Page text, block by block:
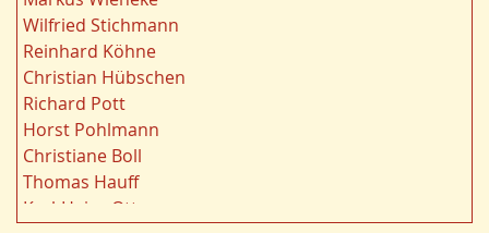
Städtebau 20
Ländliche Entwicklung
Demographischer Wandel
Geologie 19
Landschaft 19
Siedlung/Siedlungsgeschichte
Dortmund 18
Fauna 17
Energie/Energiewirtschaft 17
f
i
l
t
e
r
n
Wilfried Stichmann
Reinhard Köhne
Christian Hübschen
Richard Pott
Horst Pohlmann
Christiane Boll
Thomas Hauff
Karl-Heinz Otto